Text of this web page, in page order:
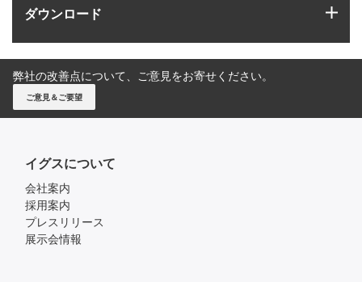
ダウンロード
弊社の改善点について、ご意見をお寄せください。
ご意見＆ご要望
イグスについて
会社案内
採用案内
プレスリリース
展示会情報